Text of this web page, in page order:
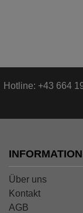
Hotline: +43 664
INFORMATION
Über uns
Kontakt
AGB